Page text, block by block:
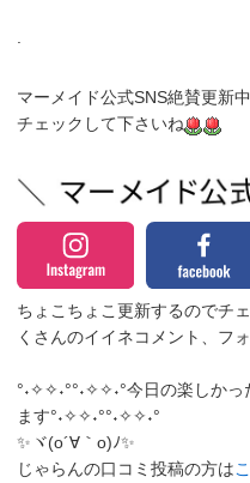
.
マーメイド公式SNS絶賛更新中
チェックして下さいね
ちょこちょこ更新するのでチ
くさんのイイネコメント、フ
°˖✧✧˖°°˖✧✧˖°今日の楽しか
ます°˖✧✧˖°°˖✧✧˖°
✨ヾ(o´∀｀o)ﾉ✨
じゃらんの口コミ投稿の方は